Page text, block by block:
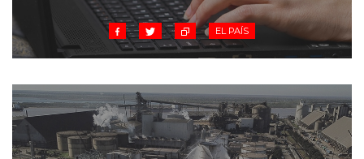
Río Tercero
DespeñaderosEL PAÍS